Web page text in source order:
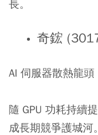
長。
奇鋐
AI 伺服器散熱龍頭
隨 GPU 功耗持續
成長期競爭護城河。